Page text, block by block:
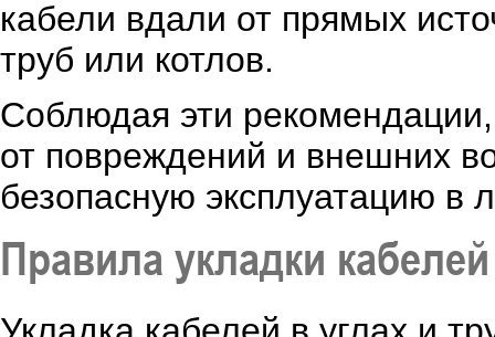
кабели вдали от прямых
труб или котлов.
Соблюдая эти
от повреждений и внешних
безопасную эксплуатацию в
Правила укладки